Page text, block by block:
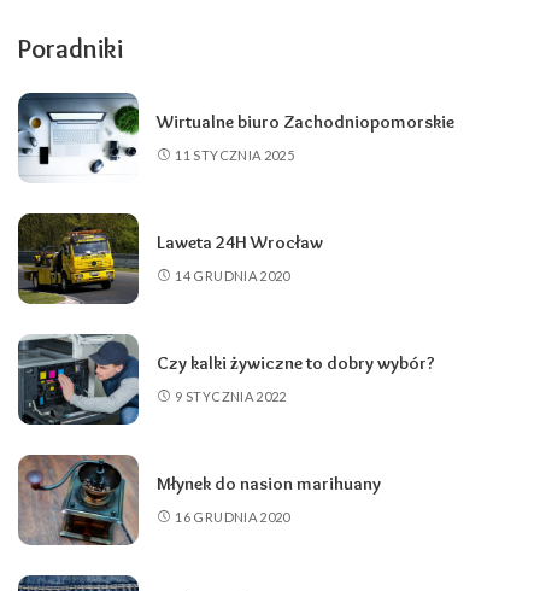
Poradniki
Wirtualne biuro Zachodniopomorskie
11 STYCZNIA 2025
Laweta 24H Wrocław
14 GRUDNIA 2020
Czy kalki żywiczne to dobry wybór?
9 STYCZNIA 2022
Młynek do nasion marihuany
16 GRUDNIA 2020